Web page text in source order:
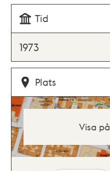
Tid
1973
Plats
Visa